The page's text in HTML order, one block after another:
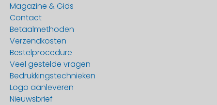
Magazine & Gids
Contact
Betaalmethoden
Verzendkosten
Bestelprocedure
Veel gestelde vragen
Bedrukkingstechnieken
Logo aanleveren
Nieuwsbrief